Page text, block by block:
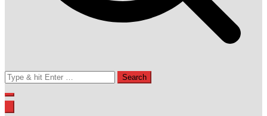
Search
for: